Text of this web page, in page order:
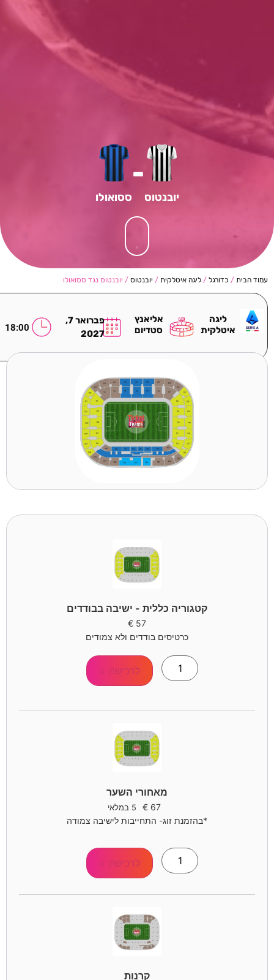
יובנטוס
-
ססואולו
עמוד הבית / כדורגל / ליגה איטלקית / יובנטוס / יובנטוס נגד ססואולו
ליגה
איטלקית
אליאנץ
סטדיום
פברואר 7,
2027
18:00
קטגוריה כללית - ישיבה בבודדים
57
€
כרטיסים בודדים ולא צמודים
לרכישה >
מאחורי השער
67
€ 5 במלאי
*בהזמנת זוג- התחייבות לישיבה צמודה
לרכישה >
קרנות